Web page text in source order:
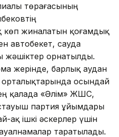
төрағасының
көп жиналатын қоғамдық
автобекет, сауда
жәшіктер орнатылды.
жерінде, барлық аудан
осындай
қалада «Әлім» ЖШС,
партия ұйымдары
ақ ішкі әскерлер үшін
таратылады.